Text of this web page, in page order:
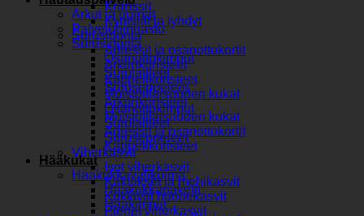
Arkut ja uurnat
Palveluhinnasto
Surusidonta
Osanottokimput
Surulaitteet
Suruseppeleet
Arkunkoristeet
Muistotilaisuuden kukat
Adressit ja osanottokortit
Kappelikoristeet
Hääkukat
Hääkukkavalikoima
Hääkukkapaketit
Hääkimput
Kranssit
Kynttilät ja lyhdyt
Surusidonta
Adressit ja osanottokortit
Arkunkoristeet
Kappelikoristeet
Muistotilaisuuden kukat
Osanottokimput
Surulaitteet
Suruseppeleet
Viherkasvit
Isot viherkasvit
Kaktukset ja mehikasvit
Kukkivat huonekasvit
Pienet viherkasvit